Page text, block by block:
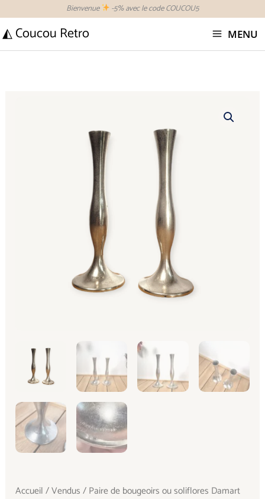
contenu
Bienvenue -5% avec le code COUCOU5
◭ Coucou Retro MENU
Accueil /Vendus / Paire de bougeoirs ou soliflores Damart